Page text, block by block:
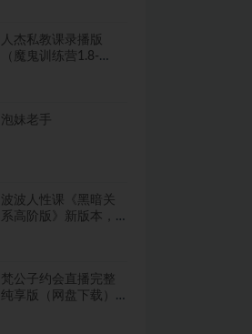
人杰私教课录播版
（魔鬼训练营1.8-
泡妹老手
波波人性课《黑暗关
系高阶版》新版本，
梵公子约会直播完整
纯享版（网盘下载）